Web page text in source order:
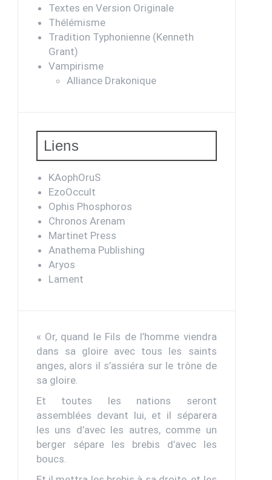
Textes en Version Originale
Thélémisme
Tradition Typhonienne (Kenneth
Grant)
Vampirisme
Alliance Drakonique
Liens
KAophOruS
EzoOccult
Ophis Phosphoros
Chronos Arenam
Martinet Press
Anathema Publishing
Aryos
Lament
« Or, quand le Fils de l’homme viendra
dans sa gloire avec tous les saints
anges, alors il s’assiéra sur le trône de
sa gloire.
Et toutes les nations seront
assemblées devant lui, et il séparera
les uns d’avec les autres, comme un
berger sépare les brebis d’avec les
boucs.